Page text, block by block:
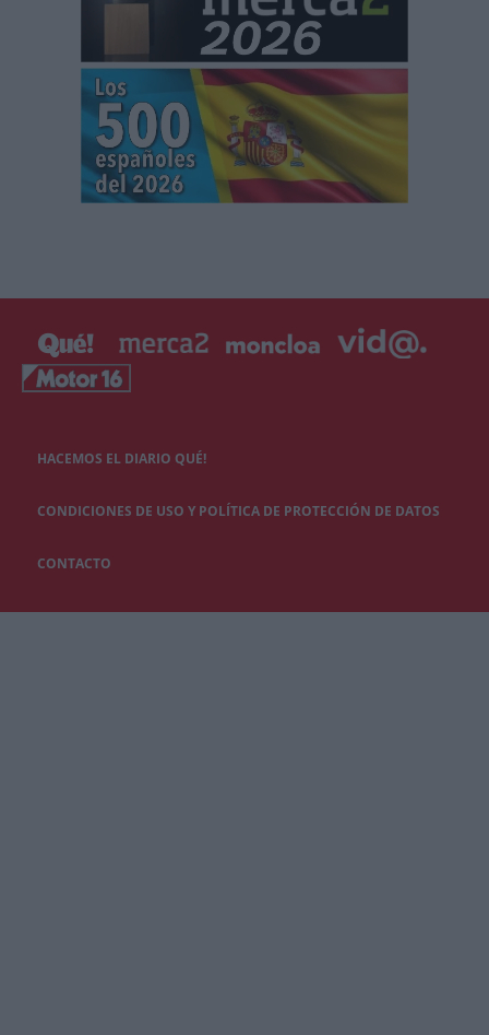
HACEMOS EL DIARIO QUÉ!
CONDICIONES DE USO Y POLÍTICA DE PROTECCIÓN DE DATOS
CONTACTO